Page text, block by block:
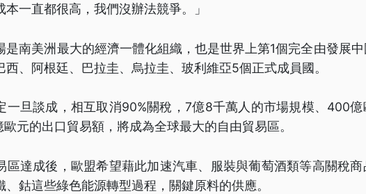
本一直都很高，我們沒辦法競爭。」
是南美洲最大的經濟一體化組織，也是世界上第1個完全由發展
西、阿根廷、巴拉圭、烏拉圭、玻利維亞5個正式成員國。
一旦談成，相互取消90%關稅，7億8千萬人的市場規模、400億
元的出口貿易額，將成為全球最大的自由貿易區。
區達成後，歐盟希望藉此加速汽車、服裝與葡萄酒類等高關稅
、鈷這些綠色能源轉型過程，關鍵原料的供應。